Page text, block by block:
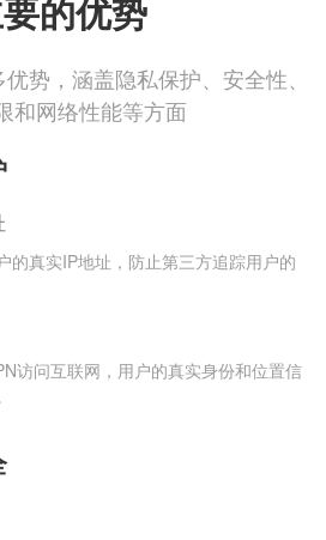
的优势
势，涵盖隐私保护、安全性、
和网络性能等方面
的真实IP地址，防止第三方追踪用户的
访问互联网，用户的真实身份和位置信